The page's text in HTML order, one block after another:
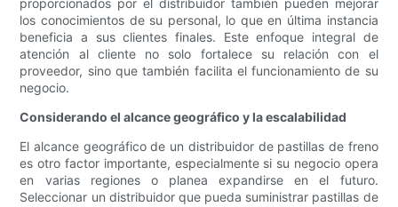
proporcionados por el distribuidor también pueden mejorar
los conocimientos de su personal, lo que en última instancia
beneficia a sus clientes finales. Este enfoque integral de
atención al cliente no solo fortalece su relación con el
proveedor, sino que también facilita el funcionamiento de su
negocio.
Considerando el alcance geográfico y la escalabilidad
El alcance geográfico de un distribuidor de pastillas de freno
es otro factor importante, especialmente si su negocio opera
en varias regiones o planea expandirse en el futuro.
Seleccionar un distribuidor que pueda suministrar pastillas de